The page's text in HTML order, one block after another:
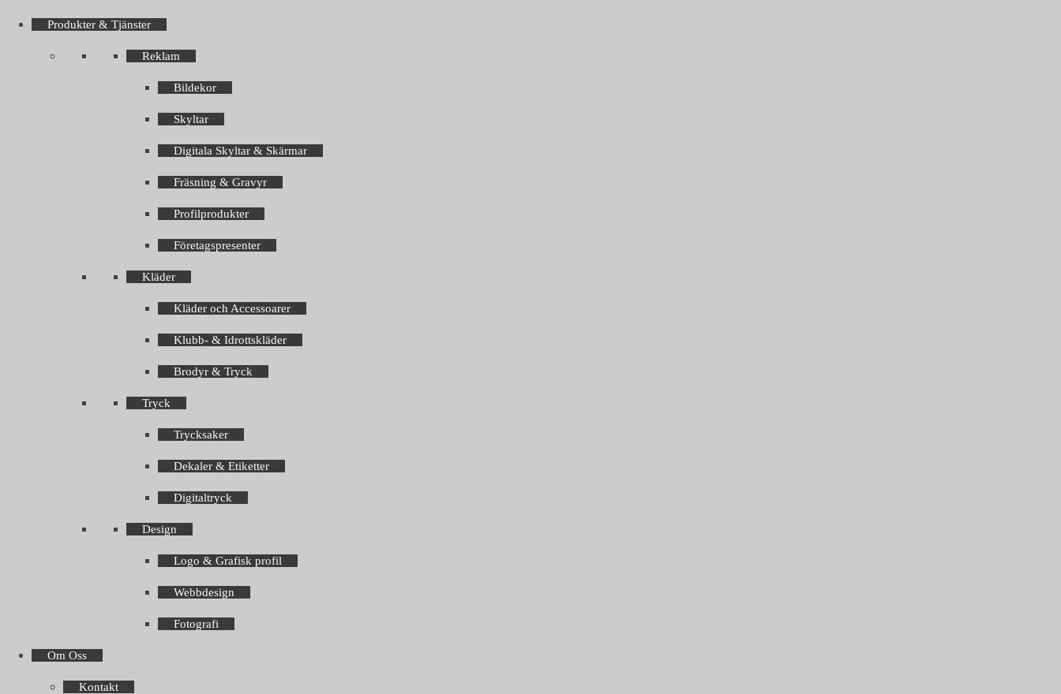
Produkter & Tjänster
Reklam
Bildekor
Skyltar
Digitala Skyltar & Skärmar
Fräsning & Gravyr
Profilprodukter
Företagspresenter
Kläder
Kläder och Accessoarer
Klubb- & Idrottskläder
Brodyr & Tryck
Tryck
Trycksaker
Dekaler & Etiketter
Digitaltryck
Design
Logo & Grafisk profil
Webbdesign
Fotografi
Om Oss
Kontakt